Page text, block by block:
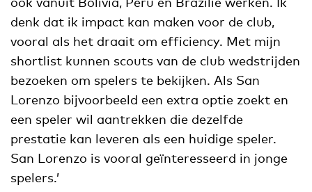
denk dat ik impact kan maken voor de club,
vooral als het draait om efficiency. Met mijn
shortlist kunnen scouts van de club wedstrijden
bezoeken om spelers te bekijken. Als San
Lorenzo bijvoorbeeld een extra optie zoekt en
een speler wil aantrekken die dezelfde
prestatie kan leveren als een huidige speler.
San Lorenzo is vooral geïnteresseerd in jonge
spelers.’